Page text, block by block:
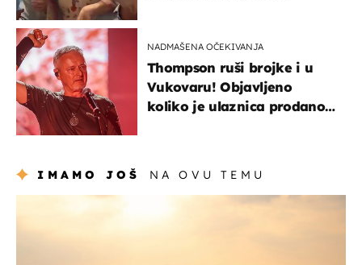
NADMAŠENA OČEKIVANJA
Thompson ruši brojke i u
Vukovaru! Objavljeno
koliko je ulaznica prodano
IMAMO JOŠ NA OVU TEMU